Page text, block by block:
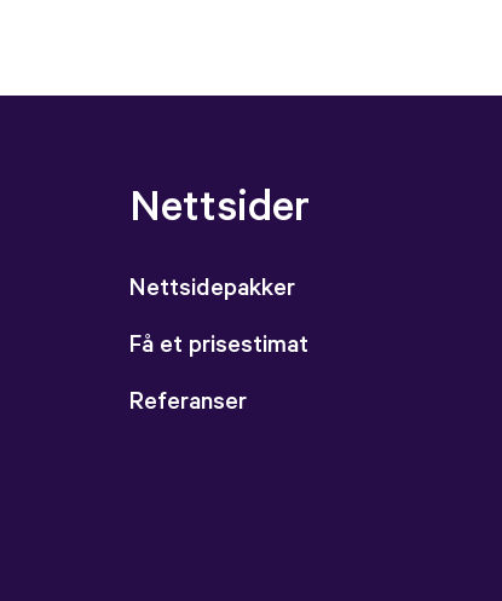
Nettsider
Nettsidepakker
Få et prisestimat
Referanser